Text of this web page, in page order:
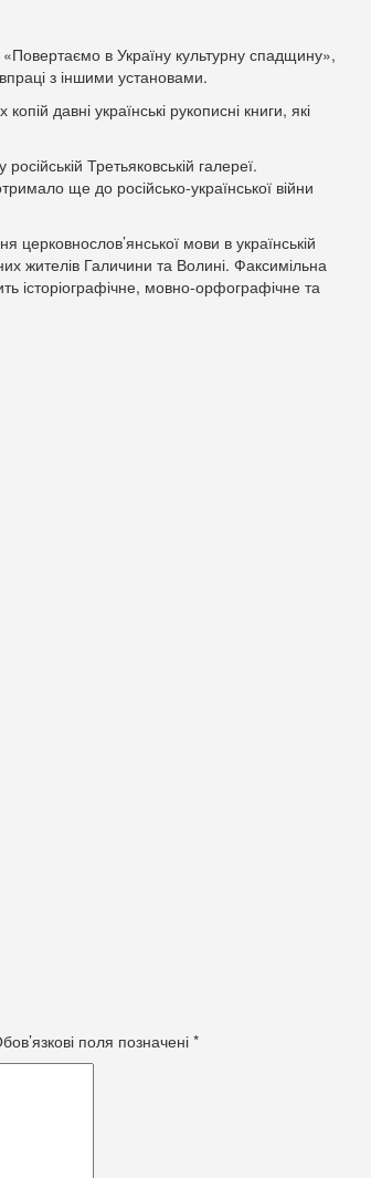
в Україну культурну спадщину»,
з іншими установами.
давні українські рукописні книги, які
Третьяковській галереї.
ще до російсько-української війни
мови в українській
жителів Галичини та Волині. Факсимільна
історіографічне, мовно-орфографічне та
поля позначені*